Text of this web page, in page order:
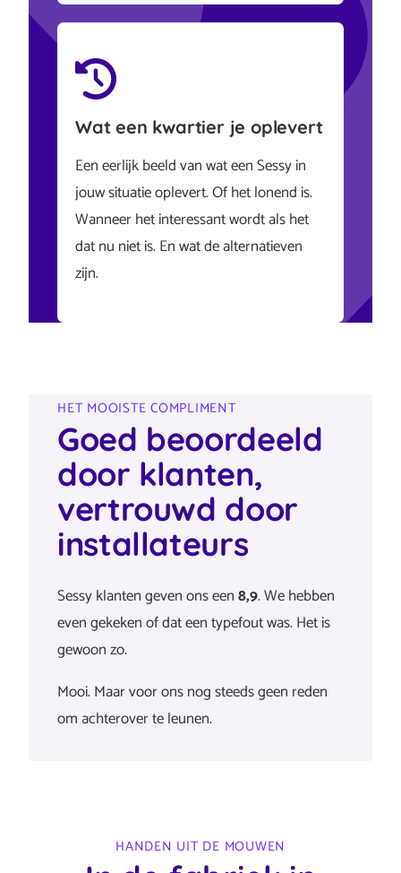
Wat een kwartier je oplevert
Een eerlijk beeld van wat een Sessy in
jouw situatie oplevert. Of het lonend is.
Wanneer het interessant wordt als het
dat nu niet is. En wat de alternatieven
zijn.
HET MOOISTE COMPLIMENT
Goed beoordeeld
door klanten,
vertrouwd door
installateurs
Sessy klanten geven ons een8,9. We hebben
even gekeken of dat een typefout was. Het is
gewoon zo.
Mooi. Maar voor ons nog steeds geen reden
om achterover te leunen.
HANDEN UIT DE MOUWEN